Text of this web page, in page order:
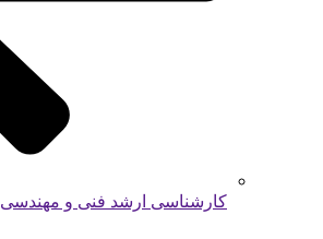
کارشناسی ارشد فنی و مهندسی